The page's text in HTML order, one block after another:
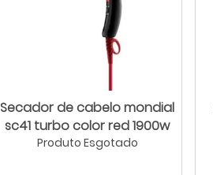
Secador de cabelo mondial
sc41 turbo color red 1900w
Produto Esgotado